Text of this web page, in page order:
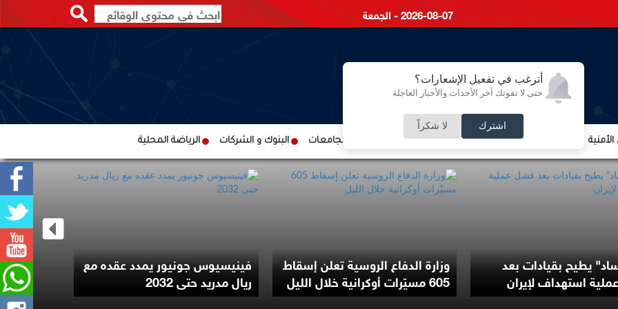
أترغب في تفعيل الإشعارات؟
حتى لا تفوتك آخر الأحداث والأخبار العاجلة
اشترك لا شكراً
2026-08-07 - الجمعة
الشؤون الإقتصادية الشؤون البرلمانية التعليم والجامعات البنوك و الشركات الرياضة المحلية
يطيح بقيادات بعد
استهداف لإيران
وزارة الدفاع الروسية تعلن إسقاط
605 مسيّرات أوكرانية خلال الليل
فينيسيوس جونيور يمدد عقده مع
ريال مدريد حتى 2032
ترامب
لتقييد